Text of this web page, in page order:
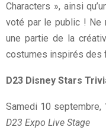
Characters », ainsi
voté par le public ! Ne
une partie de la
costumes inspirés des
D23 Disney Stars
Samedi 10 septembre,
D23 Expo Live Stage